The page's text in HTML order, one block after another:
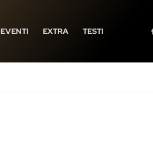
EVENTI EXTRA TESTI